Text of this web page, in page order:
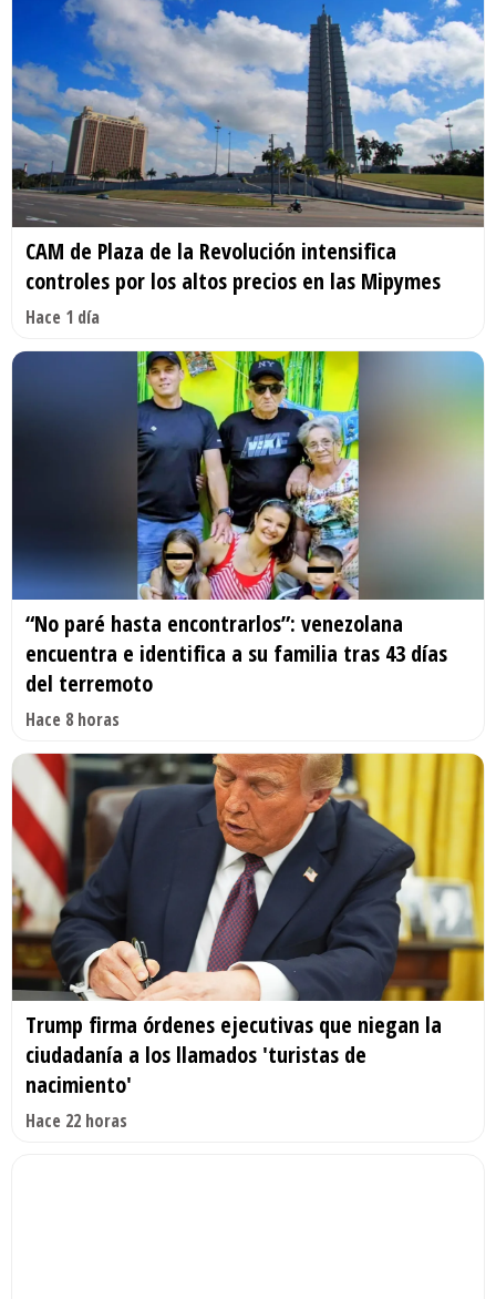
CAM de Plaza de la Revolución intensifica
controles por los altos precios en las Mipymes
Hace 1 día
“No paré hasta encontrarlos”: venezolana
encuentra e identifica a su familia tras 43 días
del terremoto
Hace 8 horas
Trump firma órdenes ejecutivas que niegan la
ciudadanía a los llamados 'turistas de
nacimiento'
Hace 22 horas